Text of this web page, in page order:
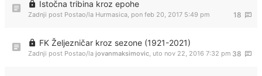
Istočna tribina kroz epohe
18
Zadnji post Postao/la Hurmasica, pon feb 20, 2017 5:49 pm
FK Željezničar kroz sezone (1921-2021)
38
Zadnji post Postao/la jovanmaksimovic, uto nov 22, 2016 7:32 pm